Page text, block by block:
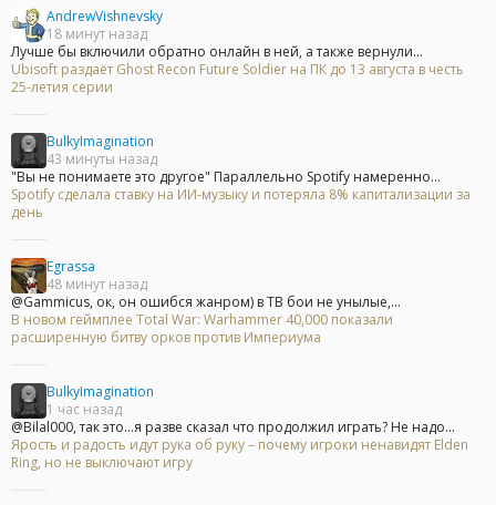
AndrewVishnevsky
18 минут назад
Лучше бы включили обратно онлайн в ней, а также вернули...
Ubisoft раздаёт Ghost Recon Future Soldier на ПК до 13 августа в честь
25-летия серии
BulkyImagination
43 минуты назад
"Вы не понимаете это другое" Параллельно Spotify намеренно...
Spotify сделала ставку на ИИ-музыку и потеряла 8% капитализации за
день
Egrassa
48 минут назад
@Gammicus, ок, он ошибся жанром) в ТВ бои не унылые,...
В новом геймплее Total War: Warhammer 40,000 показали
расширенную битву орков против Империума
BulkyImagination
1 час назад
@Bilal000, так это...я разве сказал что продолжил играть? Не надо...
Ярость и радость идут рука об руку – почему игроки ненавидят Elden
Ring, но не выключают игру